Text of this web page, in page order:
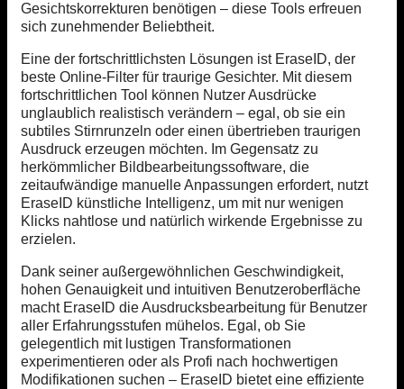
Gesichtskorrekturen benötigen – diese Tools erfreuen
sich zunehmender Beliebtheit.
Eine der fortschrittlichsten Lösungen ist EraseID, der
beste Online-Filter für traurige Gesichter. Mit diesem
fortschrittlichen Tool können Nutzer Ausdrücke
unglaublich realistisch verändern – egal, ob sie ein
subtiles Stirnrunzeln oder einen übertrieben traurigen
Ausdruck erzeugen möchten. Im Gegensatz zu
herkömmlicher Bildbearbeitungssoftware, die
zeitaufwändige manuelle Anpassungen erfordert, nutzt
EraseID künstliche Intelligenz, um mit nur wenigen
Klicks nahtlose und natürlich wirkende Ergebnisse zu
erzielen.
Dank seiner außergewöhnlichen Geschwindigkeit,
hohen Genauigkeit und intuitiven Benutzeroberfläche
macht EraseID die Ausdrucksbearbeitung für Benutzer
aller Erfahrungsstufen mühelos. Egal, ob Sie
gelegentlich mit lustigen Transformationen
experimentieren oder als Profi nach hochwertigen
Modifikationen suchen – EraseID bietet eine effiziente